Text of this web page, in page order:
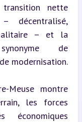
transition nette
décentralisé,
– et la
de
modernisation.
Meuse montre
les forces